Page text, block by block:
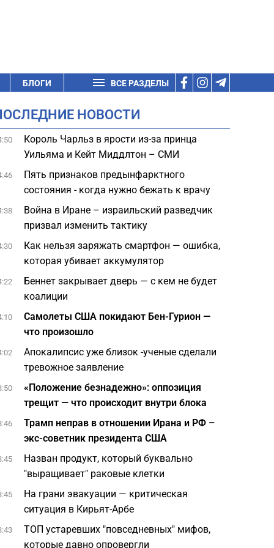
БЛОГИ ВСЕ РАЗДЕЛЫ
НОВОСТИ
Король Чарльз в ярости из-за принца
Уильяма и Кейт Миддлтон – СМИ
Пять признаков предынфарктного
состояния - когда нужно бежать к врачу
Война в Иране – израильский разведчик
призвал изменить тактику
Как нельзя заряжать смартфон — ошибка,
которая убивает аккумулятор
Беннет закрывает дверь — с кем не будет
коалиции
Самолеты США покидают Бен-Гурион —
что произошло
Апокалипсис уже близок -ученые сделали
тревожное заявление
«Положение безнадежно»: оппозиция
трещит — что происходит внутри блока
Трамп неправ в отношении Ирана и РФ –
экс-советник президента США
Назван продукт, который буквально
"выращивает" раковые клетки
На грани эвакуации — критическая
ситуация в Кирьят-Арбе
ТОП устаревших "повседневных" мифов,
которые давно опровергли